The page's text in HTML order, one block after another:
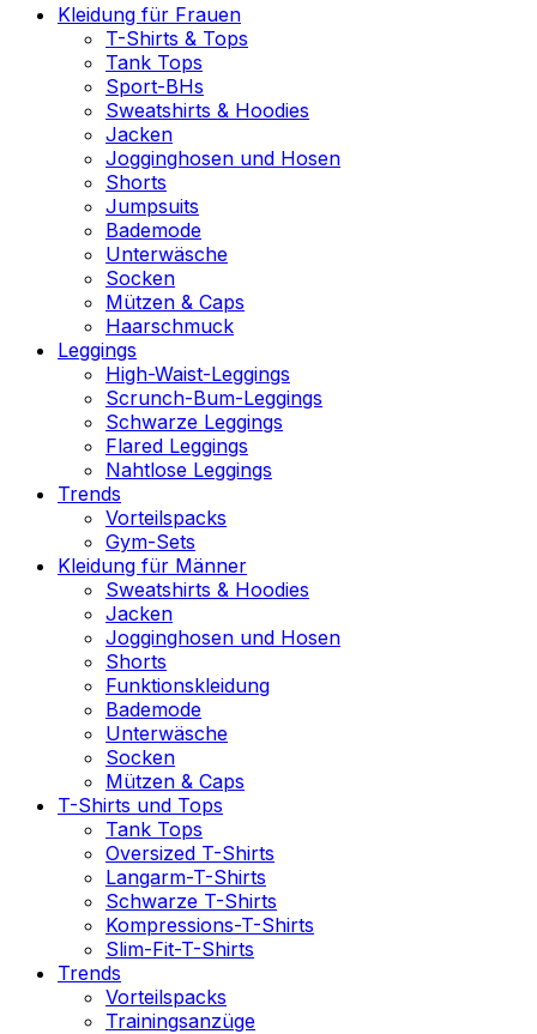
Kleidung für Frauen
T-Shirts & Tops
Tank Tops
Sport-BHs
Sweatshirts & Hoodies
Jacken
Jogginghosen und Hosen
Shorts
Jumpsuits
Bademode
Unterwäsche
Socken
Mützen & Caps
Haarschmuck
Leggings
High-Waist-Leggings
Scrunch-Bum-Leggings
Schwarze Leggings
Flared Leggings
Nahtlose Leggings
Trends
Vorteilspacks
Gym-Sets
Kleidung für Männer
Sweatshirts & Hoodies
Jacken
Jogginghosen und Hosen
Shorts
Funktionskleidung
Bademode
Unterwäsche
Socken
Mützen & Caps
T-Shirts und Tops
Tank Tops
Oversized T-Shirts
Langarm-T-Shirts
Schwarze T-Shirts
Kompressions-T-Shirts
Slim-Fit-T-Shirts
Trends
Vorteilspacks
Trainingsanzüge